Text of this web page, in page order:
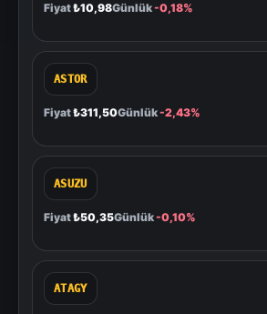
Fiyat₺10,98Günlük-0,18%
ASTOR
Fiyat₺311,50Günlük-2,43%
ASUZU
Fiyat₺50,35Günlük-0,10%
ATAGY